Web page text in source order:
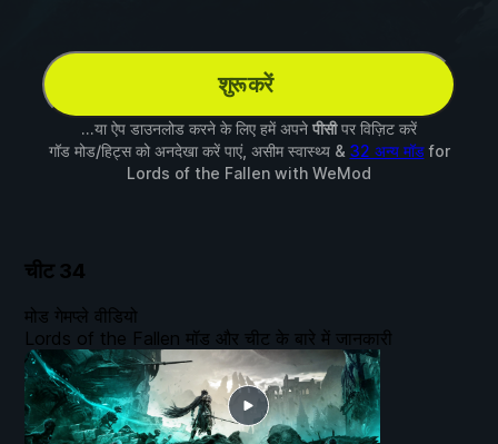
शुरू करें
...या ऐप डाउनलोड करने के लिए हमें अपने पीसीपर विज़िट करें
गॉड मोड/हिट्स को अनदेखा करें पाएं, असीम स्वास्थ्य & 32 अन्य मॉडfor
Lords of the Fallen with WeMod
चीट 34
मोड गेमप्ले वीडियो
Lords of the Fallen मॉड और चीट के बारे में जानकारी